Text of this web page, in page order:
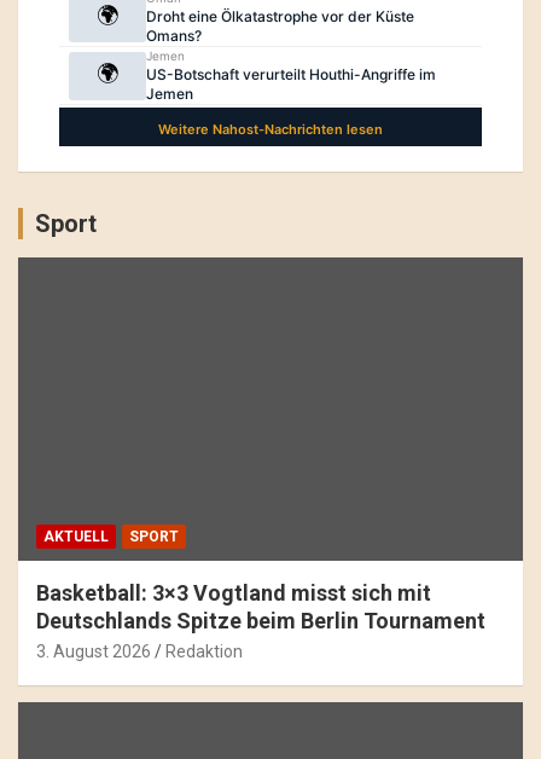
Sport
AKTUELL SPORT
Basketball: 3×3 Vogtland misst sich mit
Deutschlands Spitze beim Berlin Tournament
3. August 2026 Redaktion